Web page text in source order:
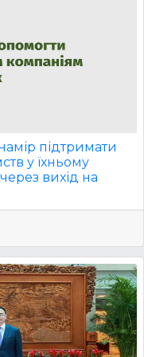
підтримати
у їхньому
вихід на